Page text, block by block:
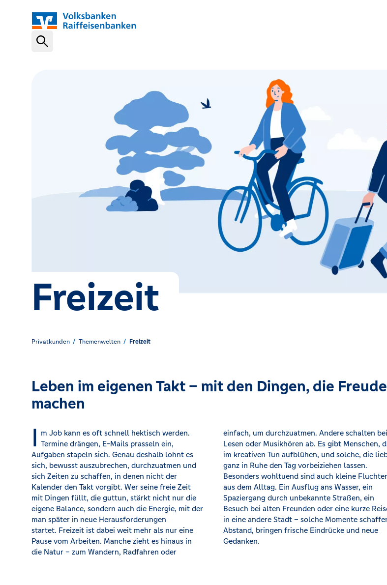
Karte sperren (116 116)
Freizeit
Privatkunden Themenwelten Freizeit
Leben im eigenen Takt – mit den Dingen, die Freude
machen
I m Job kann es oft schnell hektisch werden.
Termine drängen, E-Mails prasseln ein,
Aufgaben stapeln sich. Genau deshalb lohnt es
sich, bewusst auszubrechen, durchzuatmen und
sich Zeiten zu schaffen, in denen nicht der
Kalender den Takt vorgibt. Wer seine freie Zeit
mit Dingen füllt, die guttun, stärkt nicht nur die
eigene Balance, sondern auch die Energie, mit der
man später in neue Herausforderungen
startet. Freizeit ist dabei weit mehr als nur eine
Pause vom Arbeiten. Manche zieht es hinaus in
die Natur – zum Wandern, Radfahren oder
einfach, um durchzuatmen. Andere schalten beim
Lesen oder Musikhören ab. Es gibt Menschen, die
im kreativen Tun aufblühen, und solche, die lieber
ganz in Ruhe den Tag vorbeiziehen lassen.
Besonders wohltuend sind auch kleine Fluchten
aus dem Alltag. Ein Ausflug ans Wasser, ein
Spaziergang durch unbekannte Straßen, ein
Besuch bei alten Freunden oder eine kurze Reise
in eine andere Stadt – solche Momente schaffen
Abstand, bringen frische Eindrücke und neue
Gedanken.